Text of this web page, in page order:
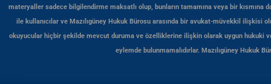
materyaller sadece bilgilendirme maksatlı olup, bunların tamamına veya bir
ile kullanıcılar ve Mazılıgüney Hukuk Bürosu arasında bir avukat-müvekkil
okuyucular hiçbir şekilde mevcut duruma ve özelliklerine ilişkin olarak uygun hukuki
eylemde bulunmamalıdırlar. Mazılıgüney Hukuk